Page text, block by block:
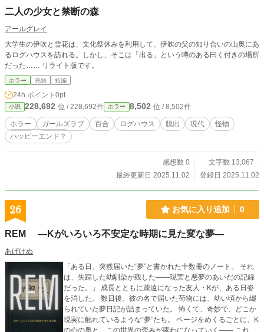
二人の少女と禁断の森
アールグレイ
大学生の伊吹と雪花は、文化祭休みを利用して、伊吹の父の知り合いの山奥にあ
るログハウスを訪れる。しかし、そこは「出る」という噂のある曰く付きの場所
だった…… リライト版です。
ホラー 完結 短編
24h.ポイント 0pt
小説 228,692 位 / 228,692件 ホラー 8,502 位 / 8,502件
ホラー ガールズラブ 百合 ログハウス 脱出 現代
怪物
ハッピーエンド？
感想数 0
文字数 13,067
最終更新日 2025.11.02
登録日 2025.11.02
26 お気に入り追加 0
REM ―Kがいろいろ不安定な時期に見た変な夢―
あげけぬ
「ある日、突然届いた“夢”と書かれた十数冊のノート。 それ
は、失踪した幼馴染が残した――現実と悪夢のあいだの記録
だった。」 成長とともに疎遠になった友人・Kが、ある日姿
を消した。 数日後、彼の名で届いた荷物には、幼い頃から綴
られていた夢日記が詰まっていた。 怖くて、奇妙で、どこか
現実に触れているような“夢”たち。 ページをめくるごとに、K
の心の奥と、この世界の歪みが露わになっていく―― これ